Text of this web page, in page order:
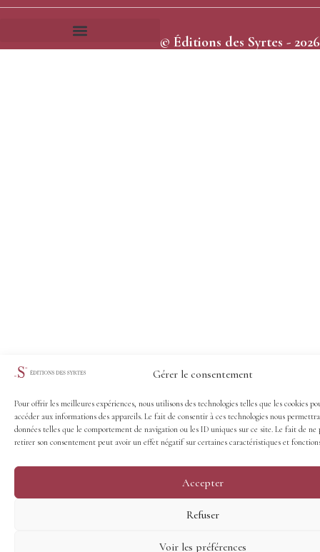
Gérer le consentement
Pour offrir les meilleures expériences, nous utilisons des technologies telles que les cookies
accéder aux informations des appareils. Le fait de consentir à ces technologies nous
données telles que le comportement de navigation ou les ID uniques sur ce site. Le fait de ne
retirer son consentement peut avoir un effet négatif sur certaines caractéristiques et
Accepter
Refuser
Voir les préférences
© Éditions des Syrtes - 2026